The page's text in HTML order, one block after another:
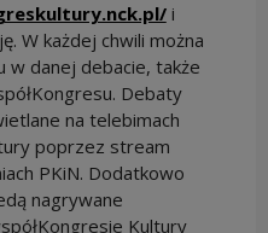
i
W każdej chwili można
w danej debacie, także
Debaty
na telebimach
poprzez stream
PKiN. Dodatkowo
nagrywane
Kultury